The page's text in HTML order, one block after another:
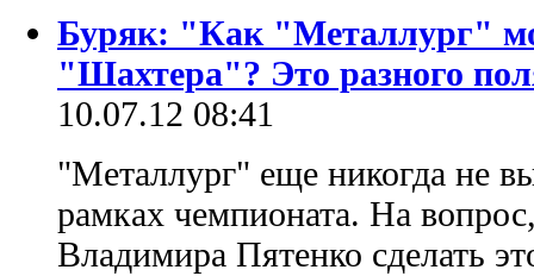
Буряк: "Как "Металлург"
"Шахтера"? Это разного
10.07.12 08:41
"Металлург" еще никогда не
рамках чемпионата. На
Владимира Пятенко сделать